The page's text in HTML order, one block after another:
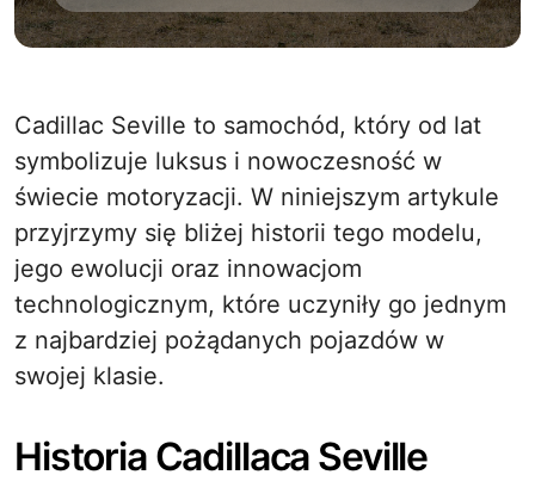
Cadillac Seville to samochód, który od lat
symbolizuje luksus i nowoczesność w
świecie motoryzacji. W niniejszym artykule
przyjrzymy się bliżej historii tego modelu,
jego ewolucji oraz innowacjom
technologicznym, które uczyniły go jednym
z najbardziej pożądanych pojazdów w
swojej klasie.
Historia Cadillaca Seville